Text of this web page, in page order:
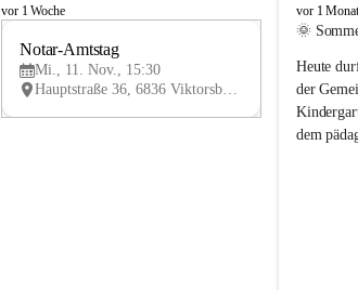
V
vor 1 Woche
V
Notar-Amtstag
Mi., 11. Nov., 15:30
Hauptstraße 36, 6836 Viktorsberg, AUT
V
i
t
o
r
s
vor 1 Monat
🌞
Heute
der
dem